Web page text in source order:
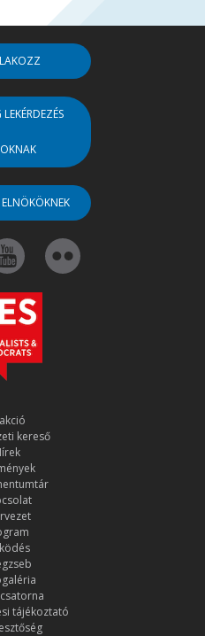
ELNÖKÖKNEK
kereső
tájékoztató